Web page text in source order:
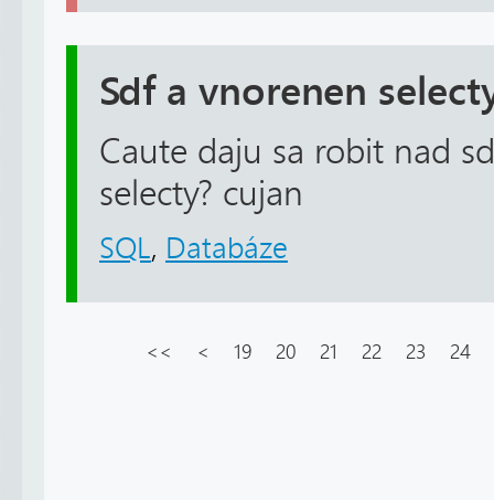
Sdf a vnorenen
Caute daju sa robit nad
selecty? cujan
SQL, Databáze
<< < 19 20 21 22 23 24